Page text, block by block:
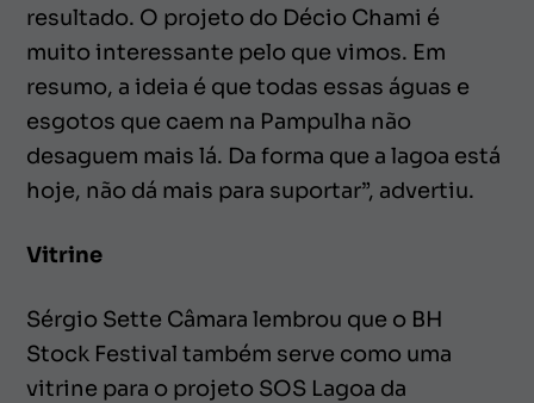
resultado. O projeto do Décio Chami é
muito interessante pelo que vimos. Em
resumo, a ideia é que todas essas águas e
esgotos que caem na Pampulha não
desaguem mais lá. Da forma que a lagoa está
hoje, não dá mais para suportar”, advertiu.
Vitrine
Sérgio Sette Câmara lembrou que o BH
Stock Festival também serve como uma
vitrine para o projeto SOS Lagoa da